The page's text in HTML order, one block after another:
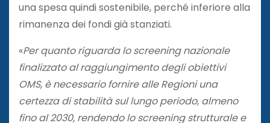
una spesa quindi sostenibile, perché inferiore alla
rimanenza dei fondi già stanziati.
«Per quanto riguarda lo screening nazionale
finalizzato al raggiungimento degli obiettivi
OMS, è necessario fornire alle Regioni una
certezza di stabilità sul lungo periodo, almeno
fino al 2030, rendendo lo screening strutturale e